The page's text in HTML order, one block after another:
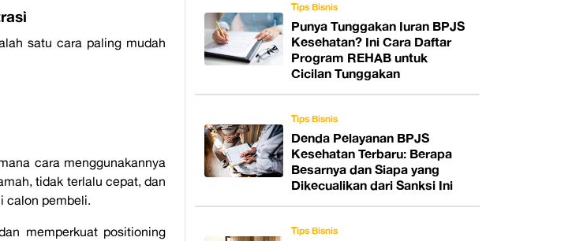
satu cara paling mudah
cara menggunakannya
tidak terlalu cepat, dan
calon pembeli.
memperkuat positioning
Tips Bisnis
Punya Tunggakan Iuran BPJS
Kesehatan? Ini Cara Daftar
Program REHAB untuk
Cicilan Tunggakan
Tips Bisnis
Denda Pelayanan BPJS
Kesehatan Terbaru: Berapa
Besarnya dan Siapa yang
Dikecualikan dari Sanksi Ini
Tips Bisnis